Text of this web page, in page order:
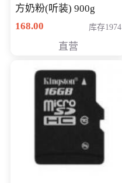
方奶粉(听装) 900g
168.00
库存1974
直营